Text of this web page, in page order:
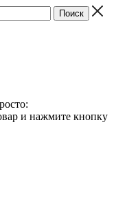
и нажмите кнопку